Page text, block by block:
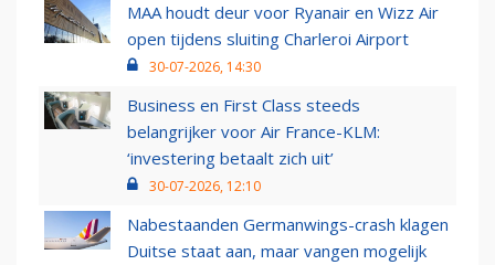
MAA houdt deur voor Ryanair en Wizz Air
open tijdens sluiting Charleroi Airport
30-07-2026, 14:30
Business en First Class steeds
belangrijker voor Air France-KLM:
‘investering betaalt zich uit’
30-07-2026, 12:10
Nabestaanden Germanwings-crash klagen
Duitse staat aan, maar vangen mogelijk